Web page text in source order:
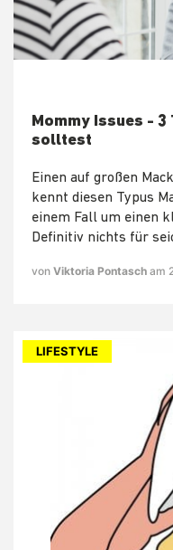
Mommy Issues -
solltest
Einen auf großen
kennt diesen Typus
einem Fall um einen
Definitiv nichts für
von Viktoria Pontasch am
LIFESTYLE